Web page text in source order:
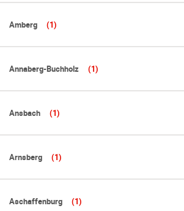
Amberg (1)
Annaberg-Buchholz (1)
Ansbach (1)
Arnsberg (1)
Aschaffenburg (1)